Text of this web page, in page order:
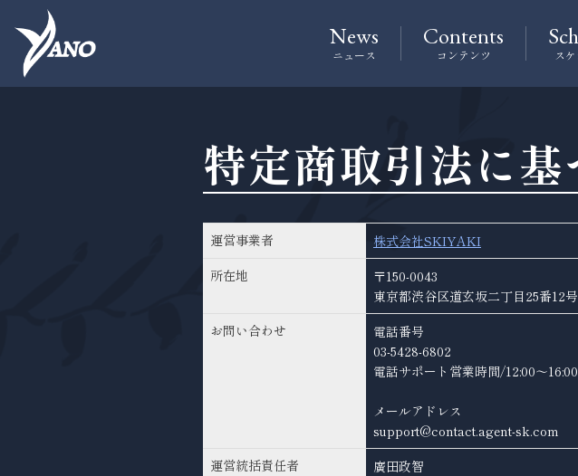
News
ニュース
Contents
コンテンツ ス
特定商取引法に基
運営事業者
株式会社SKIYAKI
所在地
〒150-0043
東京都渋谷区道玄坂二丁目25番12
お問い合わせ
電話番号
03-5428-6802
電話サポート営業時間/12:00〜16:00
メールアドレス
support@contact.agent-sk.com
運営統括責任者
廣田政智